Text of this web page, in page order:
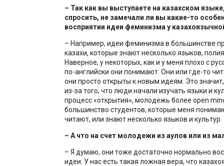
– Так как вы выступаете на казахском
спросить, не замечали ли вы какие-то
восприятии идеи феминизма у
– Например, идеи феминизма в большинстве
казахи, которые знают несколько языков,
Наверное, у некоторых, как и у меня плохо с
по-английски они понимают. Они или где-то
они просто открыты к новым идеям. Это
из-за того, что люди начали изучать языки и
процесс «открытия», молодежь более open
большинство студентов, которые меня
читают, или знают несколько языков и культур.
– А что на счет молодежи из аулов или из
– Я думаю, они тоже достаточно нормально
идеи. У нас есть такая ложная вера, что